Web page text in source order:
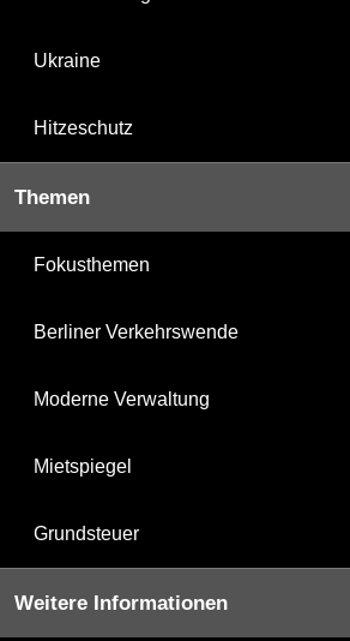
Ukraine
Hitzeschutz
Themen
Fokusthemen
Berliner Verkehrswende
Moderne Verwaltung
Mietspiegel
Grundsteuer
Weitere Informationen